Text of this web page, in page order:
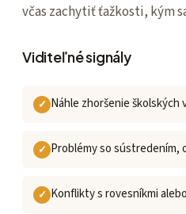
včas zachytiť ťažkosti, kým
Viditeľné signály
Náhle zhoršenie školských
Problémy so sústredením,
Konflikty s rovesníkmi